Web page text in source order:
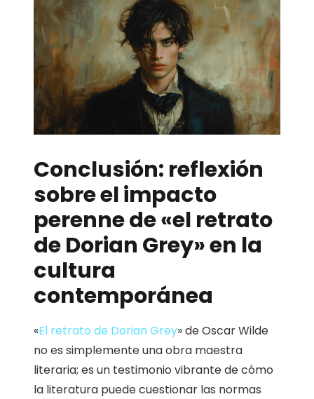
Conclusión: reflexión
sobre el impacto
perenne de «el retrato
de Dorian Grey» en la
cultura
contemporánea
«El retrato de Dorian Grey» de Oscar Wilde
no es simplemente una obra maestra
literaria; es un testimonio vibrante de cómo
la literatura puede cuestionar las normas